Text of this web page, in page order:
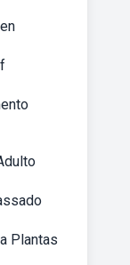
Plantas